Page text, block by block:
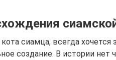
кота сиамца, всегда
создание. В истории нет